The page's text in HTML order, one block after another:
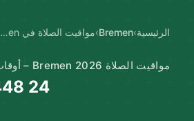
الرئيسية›
Bremen
› مواقيت الصلاة في Bremen
مواقيت الصلاة Bremen 2026 – أوقات الأذان ألمانيا
24 Safer 1448